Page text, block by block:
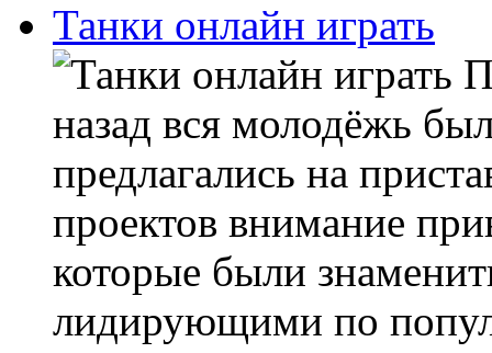
Танки онлайн играть
назад вся молодёжь
предлагались на
проектов внимание
которые были
лидирующими по